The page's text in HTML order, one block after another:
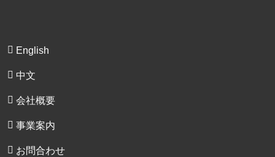
English
中文
会社概要
事業案内
お問合わせ